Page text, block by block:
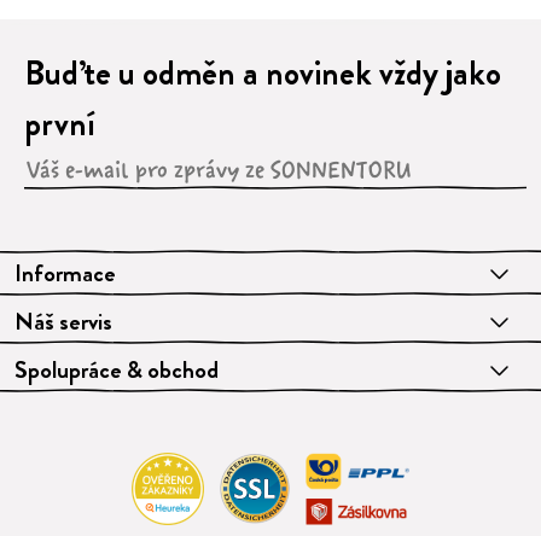
Informace
Náš servis
Spolupráce & obchod
Buďte u odměn a novinek vždy jako
první